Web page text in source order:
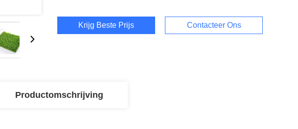
Krijg Beste Prijs Contacteer Ons
Productomschrijving